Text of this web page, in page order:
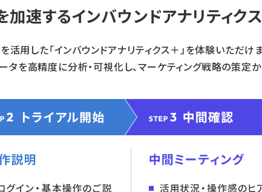
速するインバウンドアナリティク
した「インバウンドアナリティクス＋」を体験いただけま
を高精度に分析・可視化し、マーケティング戦略の策定